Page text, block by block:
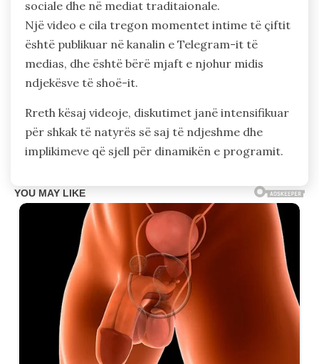
sociale dhe në mediat traditaionale.
Një video e cila tregon momentet intime të çiftit
është publikuar në kanalin e Telegram-it të
medias, dhe është bërë mjaft e njohur midis
ndjekësve të shoë-it.
Rreth kësaj videoje, diskutimet janë intensifikuar
për shkak të natyrës së saj të ndjeshme dhe
implikimeve që sjell për dinamikën e programit.